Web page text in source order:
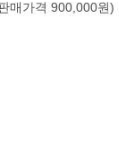
매가격 900,000원)